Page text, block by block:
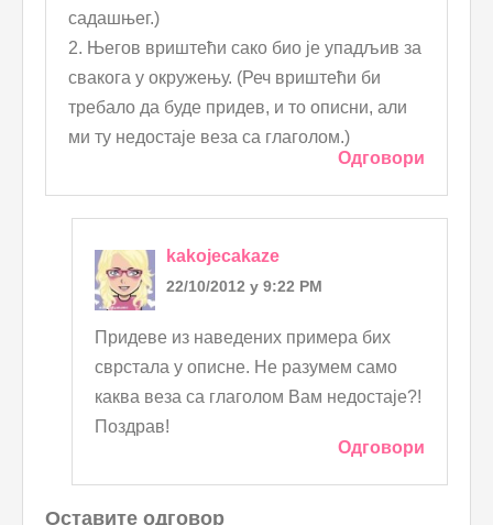
садашњег.)
2. Његов вриштећи сако био је упадљив за
свакога у окружењу. (Реч вриштећи би
требало да буде придев, и то описни, али
ми ту недостаје веза са глаголом.)
Одговори
kakojecakaze
22/10/2012 у 9:22 PM
Придеве из наведених примера бих
сврстала у описне. Не разумем само
каква веза са глаголом Вам недостаје?!
Поздрав!
Одговори
Оставите одговор